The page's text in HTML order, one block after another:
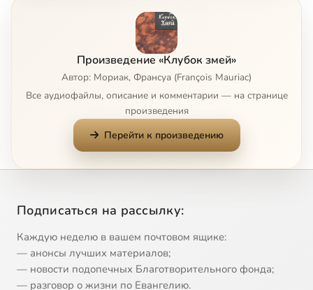
Глава 8
Глава 9 Сейчас
13 Глава 11 9:32
15 Глава 13
16 Глава 14 14:42
Произведение «Клубок змей»
Автор: Мориак, Франсуа (François Mauriac)
Все аудиофайлы, описание и комментарии — на странице
произведения
Перейти к произведению
Подписаться на рассылку:
Каждую неделю в вашем почтовом ящике:
— анонсы лучших материалов;
— новости подопечных Благотворительного фонда;
— разговор о жизни по Евангелию.